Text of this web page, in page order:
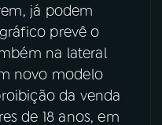
já podem
prevê o
na lateral
novo modelo
da venda
de 18 anos, em